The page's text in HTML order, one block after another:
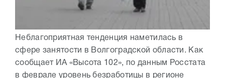
Неблагоприятная тенденция наметилась в
сфере занятости в Волгоградской области. Как
сообщает ИА «Высота 102», по данным Росстата
в феврале уровень безработицы в регионе